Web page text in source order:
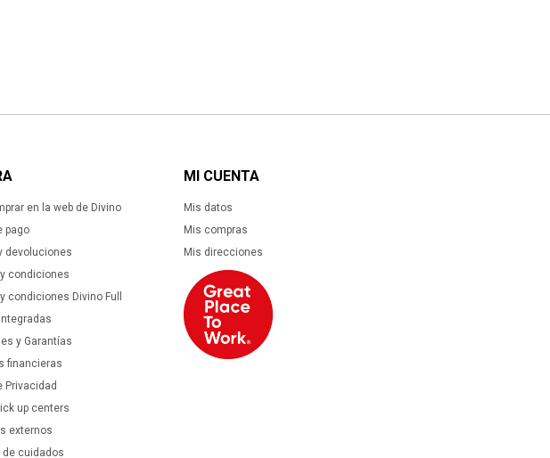
en la web de Divino
pago
devoluciones
condiciones
condiciones Divino Full
y Garantías
financieras
Privacidad
up centers
externos
de cuidados
MI CUENTA
Mis datos
Mis compras
Mis direcciones